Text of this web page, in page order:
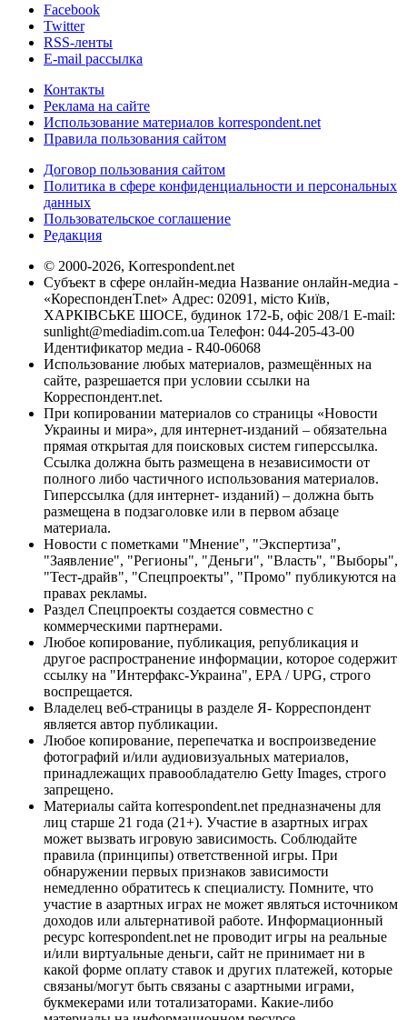
Facebook
Twitter
RSS-ленты
E-mail рассылка
Контакты
Реклама на сайте
Использование материалов korrespondent.net
Правила пользования сайтом
Договор пользования сайтом
Политика в сфере конфиденциальности и персональных
данных
Пользовательское соглашение
Редакция
© 2000-2026, Korrespondent.net
Субъект в сфере онлайн-медиа Название онлайн-медиа -
«КореспонденТ.net» Адрес: 02091, місто Київ,
ХАРКІВСЬКЕ ШОСЕ, будинок 172-Б, офіс 208/1 E-mail:
sunlight@mediadim.com.ua Телефон: 044-205-43-00
Идентификатор медиа - R40-06068
Использование любых материалов, размещённых на
сайте, разрешается при условии ссылки на
Корреспондент.net.
При копировании материалов со страницы «Новости
Украины и мира», для интернет-изданий – обязательна
прямая открытая для поисковых систем гиперссылка.
Ссылка должна быть размещена в независимости от
полного либо частичного использования материалов.
Гиперссылка (для интернет- изданий) – должна быть
размещена в подзаголовке или в первом абзаце
материала.
Новости с пометками "Мнение", "Экспертиза",
"Заявление", "Регионы", "Деньги", "Власть", "Выборы",
"Тест-драйв", "Спецпроекты", "Промо" публикуются на
правах рекламы.
Раздел Спецпроекты создается совместно с
коммерческими партнерами.
Любое копирование, публикация, републикация и
другое распространение информации, которое содержит
ссылку на "Интерфакс-Украина", EPA / UPG, строго
воспрещается.
Владелец веб-страницы в разделе Я- Корреспондент
является автор публикации.
Любое копирование, перепечатка и воспроизведение
фотографий и/или аудиовизуальных материалов,
принадлежащих правообладателю Getty Images, строго
запрещено.
Материалы сайта korrespondent.net предназначены для
лиц старше 21 года (21+). Участие в азартных играх
может вызвать игровую зависимость. Соблюдайте
правила (принципы) ответственной игры. При
обнаружении первых признаков зависимости
немедленно обратитесь к специалисту. Помните, что
участие в азартных играх не может являться источником
доходов или альтернативой работе. Информационный
ресурс korrespondent.net не проводит игры на реальные
и/или виртуальные деньги, сайт не принимает ни в
какой форме оплату ставок и других платежей, которые
связаны/могут быть связаны с азартными играми,
букмекерами или тотализаторами. Какие-либо